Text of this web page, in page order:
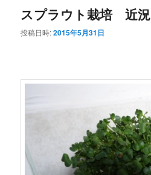
ン
テ
スプラウト栽培 近況
投稿日時:2015年5月31日